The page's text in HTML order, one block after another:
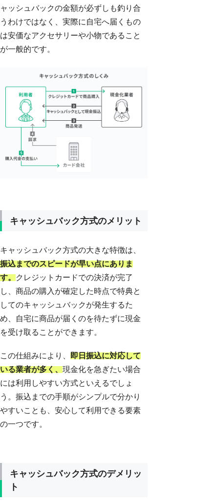
ャッシュバックの金額が必ずしも釣り合
うわけではなく、実際に自宅へ届くもの
は安価なアクセサリーや小物であること
が一般的です。
キャッシュバック方式のメリット
キャッシュバック方式の大きな特徴は、
振込までのスピードが早い点にありま
す。クレジットカードでの決済が完了
し、商品の購入が確定した時点で特典と
してのキャッシュバックが発生するた
め、自宅に商品が届くのを待たずに現金
を受け取ることができます。
この仕組みにより、 即日振込に対応して
いる業者が多く、現金化を急ぎたい場合
には利用しやすい方式といえるでしょ
う。振込までの手順がシンプルで分かり
やすいことも、安心して利用できる要素
の一つです。
キャッシュバック方式のデメリッ
ト